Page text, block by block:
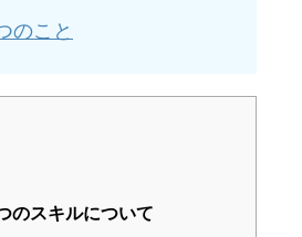
のこと
のスキルについて